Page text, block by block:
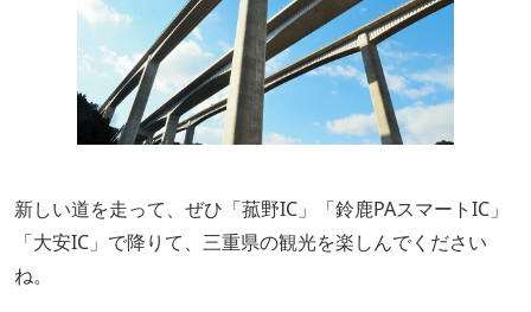
新しい道を走って、ぜひ「菰野IC」「鈴鹿PAスマートIC」
「大安IC」で降りて、三重県の観光を楽しんでください
ね。